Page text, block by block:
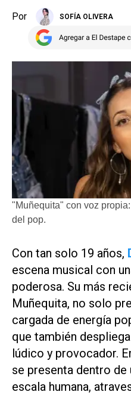
Por SOFÍA OLIVERA
"Muñequita" con voz
del pop.
Con tan solo 19 años,
escena musical con
poderosa. Su más
Muñequita, no solo
cargada de energía
que también
lúdico y provocador.
se presenta dentro de
escala humana,